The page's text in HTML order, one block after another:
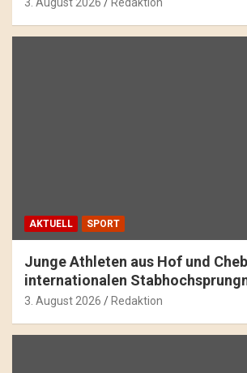
AKTUELL SPORT
Junge Athleten aus Hof und
internationalen
3. August 2026 Redaktion